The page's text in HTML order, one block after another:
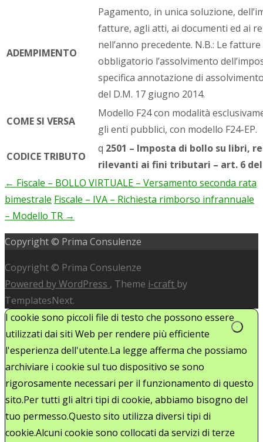
ADEMPIMENTO
Pagamento, in unica soluzione,
fatture, agli atti, ai documenti ed ai
nell’anno precedente. N.B.: Le
obbligatorio l’assolvimento
specifica annotazione di
del D.M. 17 giugno 2014.
COME SI VERSA
Modello F24 con modalità
gli enti pubblici, con modello F24-EP.
CODICE TRIBUTO
q 2501 – Imposta di bollo su libri,
rilevanti ai fini tributari – art. 6 del
Post
navigation
← Fiscale – BOLLO VIRTUALE – Versamento seconda rata
bimestrale Fiscale – IVA – Richiesta rimborso infrannuale
– Modello TR →
Copyright © Prima Consulenze
Copyright © Prima Consulenze
Powered by WordPress , Theme i-craft by
TemplatesNext.
I cookie sono piccoli file di testo che possono essere
utilizzati dai siti Web per rendere più efficiente
l'esperienza dell'utente.La legge afferma che possiamo
archiviare i cookie sul tuo dispositivo se sono
rigorosamente necessari per il funzionamento di questo
sito.Per tutti gli altri tipi di cookie, abbiamo bisogno del
tuo permesso.Questo sito utilizza diversi tipi di
cookie.Alcuni cookie sono collocati da servizi di terze